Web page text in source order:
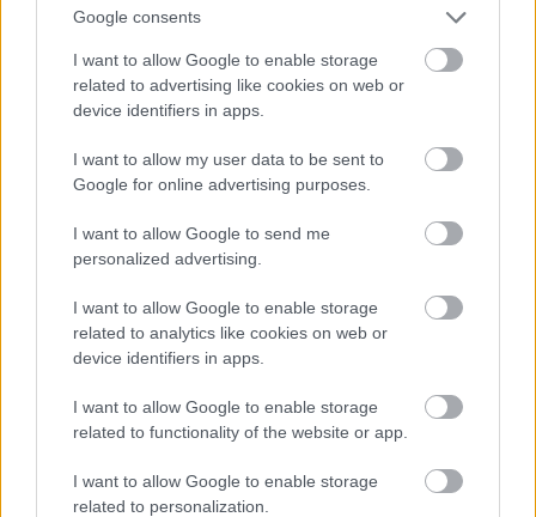
Google consents
I want to allow Google to enable storage
related to advertising like cookies on web or
device identifiers in apps.
I want to allow my user data to be sent to
Google for online advertising purposes.
I want to allow Google to send me
personalized advertising.
I want to allow Google to enable storage
related to analytics like cookies on web or
device identifiers in apps.
I want to allow Google to enable storage
related to functionality of the website or app.
I want to allow Google to enable storage
related to personalization.